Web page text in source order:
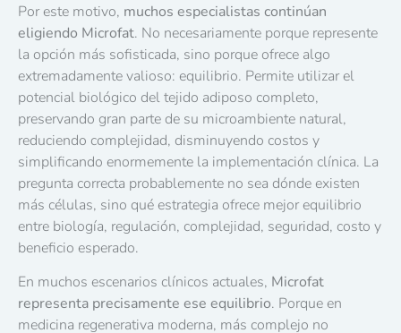
Por este motivo, muchos especialistas continúan
eligiendo Microfat. No necesariamente porque represente
la opción más sofisticada, sino porque ofrece algo
extremadamente valioso: equilibrio. Permite utilizar el
potencial biológico del tejido adiposo completo,
preservando gran parte de su microambiente natural,
reduciendo complejidad, disminuyendo costos y
simplificando enormemente la implementación clínica. La
pregunta correcta probablemente no sea dónde existen
más células, sino qué estrategia ofrece mejor equilibrio
entre biología, regulación, complejidad, seguridad, costo y
beneficio esperado.
En muchos escenarios clínicos actuales, Microfat
representa precisamente ese equilibrio. Porque en
medicina regenerativa moderna, más complejo no